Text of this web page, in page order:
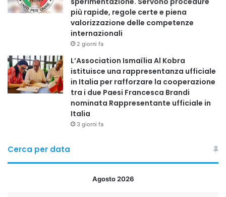
più rapide, regole certe e piena
valorizzazione delle competenze
internazionali
2 giorni fa
L’Association Ismaïlia Al Kobra
istituisce una rappresentanza ufficiale
in Italia per rafforzare la cooperazione
tra i due Paesi Francesca Brandi
nominata Rappresentante ufficiale in
Italia
3 giorni fa
Cerca per data
Agosto 2026